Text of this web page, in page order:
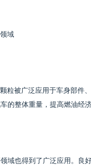
域
粒被广泛应用于车身部件
的整体重量，提高燃油经
域也得到了广泛应用。良